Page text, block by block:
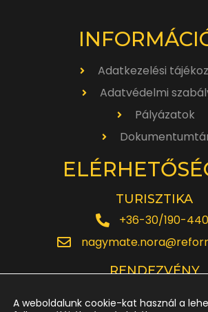
Adatkezelési
Adatvédelmi
Pályázatok
TURISZTIKA
+36-30/190-
RENDEZVÉNY
A weboldalunk cookie-kat használ a